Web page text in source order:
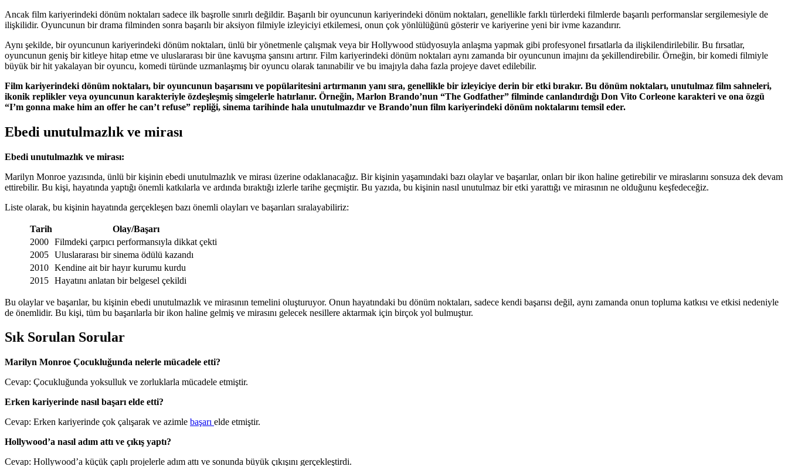
Ancak film kariyerindeki dönüm noktaları sadece ilk başrolle sınırlı değildir. Başarılı bir oyuncunun kariyerindeki dönüm noktaları, genellikle farklı türlerdeki filmlerde başarılı performanslar sergilemesiyle de
ilişkilidir. Oyuncunun bir drama filminden sonra başarılı bir aksiyon filmiyle izleyiciyi etkilemesi, onun çok yönlülüğünü gösterir ve kariyerine yeni bir ivme kazandırır.
Aynı şekilde, bir oyuncunun kariyerindeki dönüm noktaları, ünlü bir yönetmenle çalışmak veya bir Hollywood stüdyosuyla anlaşma yapmak gibi profesyonel fırsatlarla da ilişkilendirilebilir. Bu fırsatlar,
oyuncunun geniş bir kitleye hitap etme ve uluslararası bir üne kavuşma şansını artırır. Film kariyerindeki dönüm noktaları aynı zamanda bir oyuncunun imajını da şekillendirebilir. Örneğin, bir komedi filmiyle
büyük bir hit yakalayan bir oyuncu, komedi türünde uzmanlaşmış bir oyuncu olarak tanınabilir ve bu imajıyla daha fazla projeye davet edilebilir.
Film kariyerindeki dönüm noktaları, bir oyuncunun başarısını ve popülaritesini artırmanın yanı sıra, genellikle bir izleyiciye derin bir etki bırakır. Bu dönüm noktaları, unutulmaz film sahneleri,
ikonik replikler veya oyuncunun karakteriyle özdeşleşmiş simgelerle hatırlanır. Örneğin, Marlon Brando’nun “The Godfather” filminde canlandırdığı Don Vito Corleone karakteri ve ona özgü
“I’m gonna make him an offer he can’t refuse” repliği, sinema tarihinde hala unutulmazdır ve Brando’nun film kariyerindeki dönüm noktalarını temsil eder.
Ebedi unutulmazlık ve mirası
Ebedi unutulmazlık ve mirası:
Marilyn Monroe yazısında, ünlü bir kişinin ebedi unutulmazlık ve mirası üzerine odaklanacağız. Bir kişinin yaşamındaki bazı olaylar ve başarılar, onları bir ikon haline getirebilir ve miraslarını sonsuza dek devam
ettirebilir. Bu kişi, hayatında yaptığı önemli katkılarla ve ardında bıraktığı izlerle tarihe geçmiştir. Bu yazıda, bu kişinin nasıl unutulmaz bir etki yarattığı ve mirasının ne olduğunu keşfedeceğiz.
Liste olarak, bu kişinin hayatında gerçekleşen bazı önemli olayları ve başarıları sıralayabiliriz:
Tarih
Olay/Başarı
2000 Filmdeki çarpıcı performansıyla dikkat çekti
2005 Uluslararası bir sinema ödülü kazandı
2010 Kendine ait bir hayır kurumu kurdu
2015 Hayatını anlatan bir belgesel çekildi
Bu olaylar ve başarılar, bu kişinin ebedi unutulmazlık ve mirasının temelini oluşturuyor. Onun hayatındaki bu dönüm noktaları, sadece kendi başarısı değil, aynı zamanda onun topluma katkısı ve etkisi nedeniyle
de önemlidir. Bu kişi, tüm bu başarılarla bir ikon haline gelmiş ve mirasını gelecek nesillere aktarmak için birçok yol bulmuştur.
Sık Sorulan Sorular
Marilyn Monroe Çocukluğunda nelerle mücadele etti?
Cevap: Çocukluğunda yoksulluk ve zorluklarla mücadele etmiştir.
Erken kariyerinde nasıl başarı elde etti?
Cevap: Erken kariyerinde çok çalışarak ve azimle başarı elde etmiştir.
Hollywood’a nasıl adım attı ve çıkış yaptı?
Cevap: Hollywood’a küçük çaplı projelerle adım attı ve sonunda büyük çıkışını gerçekleştirdi.